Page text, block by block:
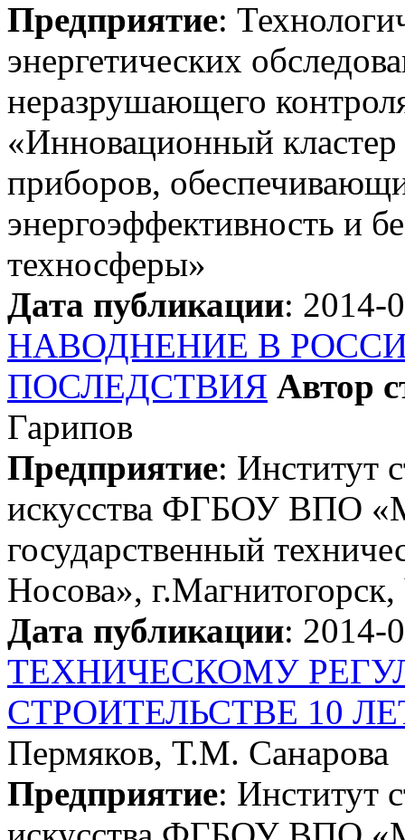
Предприятие:
энергетических
неразрушающего
«Инновационный кластер
приборов,
энергоэффективность и
техносферы»
Дата публикации: 2014-
НАВОДНЕНИЕ В
ПОСЛЕДСТВИЯ Автор
Гарипов
Предприятие: Институт
искусства ФГБОУ ВПО
государственный
Носова», г.Магнитогорск,
Дата публикации: 2014-
ТЕХНИЧЕСКОМУ
СТРОИТЕЛЬСТВЕ 10
Пермяков, Т.М. Санарова
Предприятие: Институт